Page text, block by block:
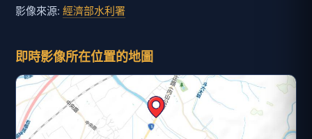
影像來源: 經濟部水利署
即時影像所在位置的地圖